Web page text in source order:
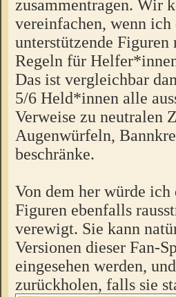
zusammentragen. Wir
vereinfachen, wenn
unterstützende
Regeln für
Das ist vergleichbar
5/6 Held*innen alle
Verweise zu neutralen
Augenwürfeln,
beschränke.
Von dem her würde
Figuren ebenfalls
verewigt. Sie kann
Versionen dieser Fan-
eingesehen werden,
zurückholen, falls sie